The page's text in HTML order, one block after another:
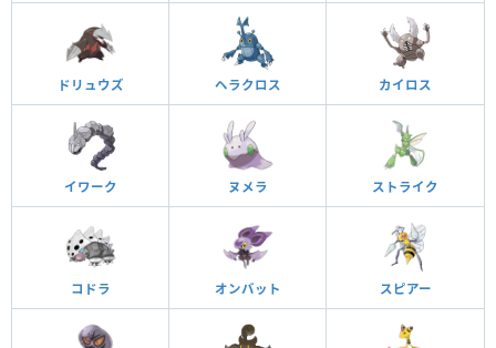
ドリュウズ ヘラクロス カイロス
イワーク ヌメラ ストライク
コドラ オンバット スピアー